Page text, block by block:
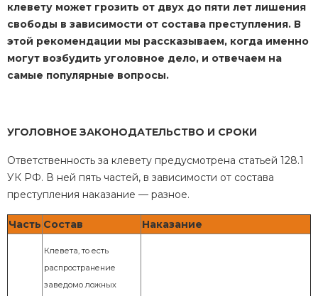
клевету может грозить от двух до пяти лет лишения
свободы в зависимости от состава преступления. В
этой рекомендации мы рассказываем, когда именно
могут возбудить уголовное дело, и отвечаем на
самые популярные вопросы.
УГОЛОВНОЕ ЗАКОНОДАТЕЛЬСТВО И СРОКИ
Ответственность за клевету предусмотрена статьей 128.1
УК РФ. В ней пять частей, в зависимости от состава
преступления наказание — разное.
Часть Состав Наказание
Клевета, то есть
распространение
заведомоложных